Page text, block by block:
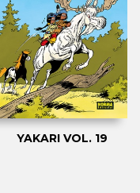
YAKARI VOL. 19